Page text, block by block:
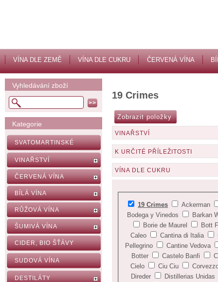
VÍNA DLE ZEMĚ VÍNA DLE CUKRU ČERVENÁ VÍNA
19 Crimes
VINAŘSTVÍ
K URČITÉ PŘÍLEŽITOSTI
VÍNA DLE CUKRU
19 Crimes
Ackerman
Bodega y Vinedos
Barkan
Borie de Maurel
Bott
Caleo
Cantina di Italia
Pellegrino
Cantine Vedova
Botter
Castelo Banfi
Cielo
Ciu Ciu
Direder
Distillerias Unidas
Vyhledávání zboží
Kategorie
SVATOMARTINSKÉ
VINAŘSTVÍ
ČERVENÁ VÍNA
BÍLÁ VÍNA
RŮŽOVÁ VÍNA
ŠUMIVÁ VÍNA
CIDER, BIO ŠŤÁVY
SUDOVÁ VÍNA
DESTILÁTY